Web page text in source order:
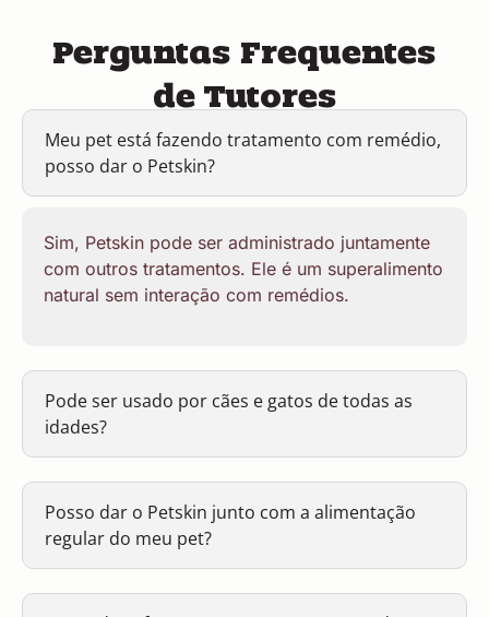
Perguntas Frequentes
de Tutores
Meu pet está fazendo tratamento com remédio,
posso dar o Petskin?
Sim, Petskin pode ser administrado juntamente
com outros tratamentos. Ele é um superalimento
natural sem interação com remédios.
Pode ser usado por cães e gatos de todas as
idades?
Posso dar o Petskin junto com a alimentação
regular do meu pet?